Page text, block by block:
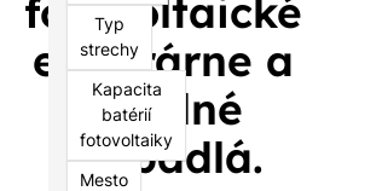
fotovoltaické
elektrárne a
tepelné
čerpadlá.
Typ
strechy
Kapacita
batérií
fotovoltaiky
Mesto